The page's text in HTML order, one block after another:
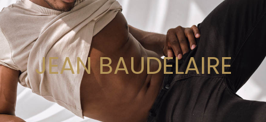
JEAN BAUDELAIRE